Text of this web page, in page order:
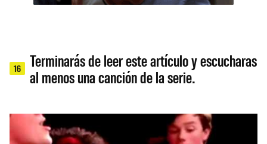
16
Terminarás de leer este artículo y escucharas
al menos una canción de la serie.